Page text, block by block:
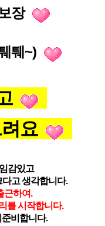
장
퉤~)
요
감있고
고 생각합니다.
근하여.
를 시작합니다.
비합니다.